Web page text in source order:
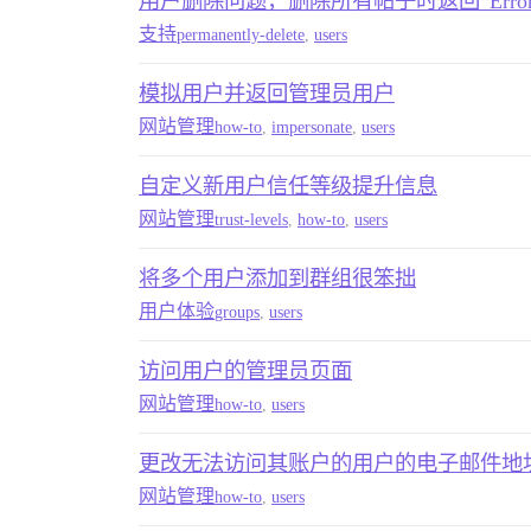
支持permanently-delete users
模拟用户并返回管理员用户
网站管理how-to impersonate users
自定义新用户信任等级提升信息
网站管理trust-levels how-to users
将多个用户添加到群组很笨拙
用户体验groups users
访问用户的管理员页面
网站管理how-to users
更改无法访问其账户的用户的电子邮件地
网站管理how-to users